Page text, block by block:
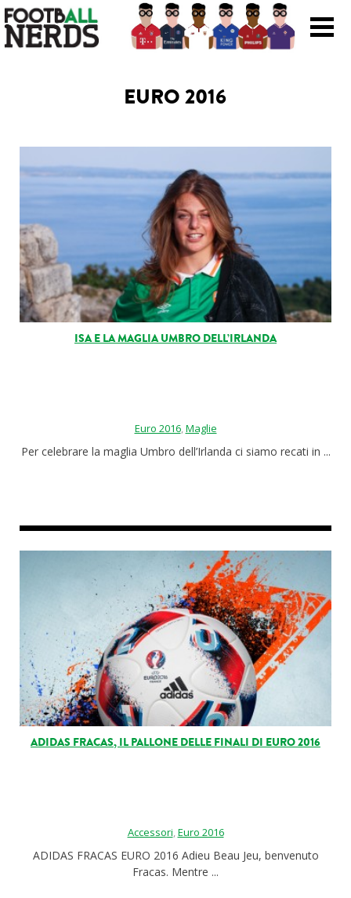
Search
Maglie
Accessori
Magazine Roba Da Nerds
Storie
Football Viral
Chi siamo
EURO 2016
ISA E LA MAGLIA UMBRO DELL’IRLANDA
Euro 2016,Maglie
Per celebrare la maglia Umbro dell’Irlanda ci siamo recati in ...
ADIDAS FRACAS, IL PALLONE DELLE FINALI DI EURO 2016
Accessori,Euro 2016
ADIDAS FRACAS EURO 2016 Adieu Beau Jeu, benvenuto
Fracas. Mentre ...